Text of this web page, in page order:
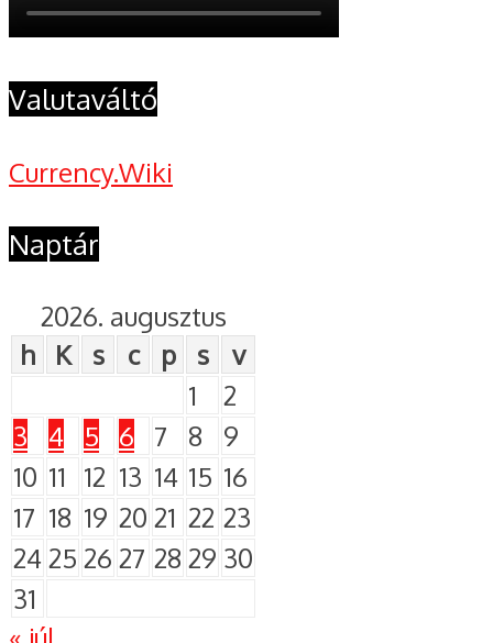
Valutaváltó
Currency.Wiki
Naptár
2026. augusztus
h
K s c p s
v
1
2
3
4 5 6 7 8
9
10 11 12 13 14 15 16
17 18 19 20 21 22 23
2425 26 27 28 29 30
31